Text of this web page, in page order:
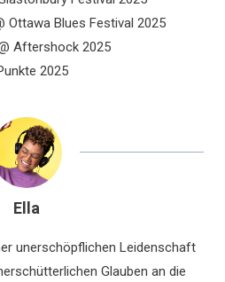
Ottawa Blues Festival 2025
Aftershock 2025
2025
Ella
unerschöpflichen Leidenschaft
Glauben an die